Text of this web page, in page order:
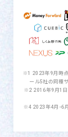
※1 2023年9月時点
ール5社の同種
※2 2016年9月1
※4 2023年4月-6